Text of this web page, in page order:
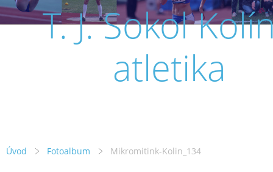
T. J. Sokol
atletika
Úvod Fotoalbum Mikromitink-Kolin_134